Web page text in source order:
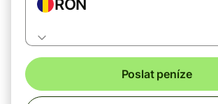
RON
Poslat peníze